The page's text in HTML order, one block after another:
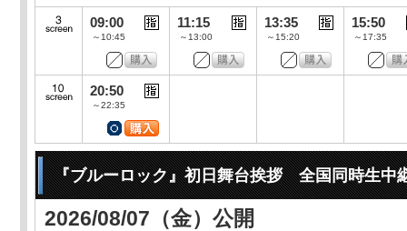
09:00
～10:45
11:15
～13:00
13:35
～15:20
15:50
～17:35
20:50
～22:35
『ブルーロック』初日舞台挨拶 全国同時生中
2026/08/07（金）公開